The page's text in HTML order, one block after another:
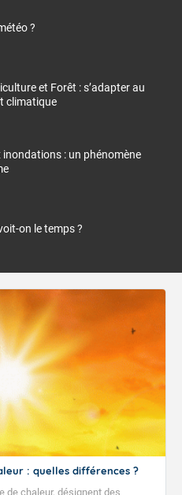
?
et Forêt : s’adapter au
climatique
inondations : un phénomène
on le temps ?
: quelles différences ?
de chaleur, désignent des